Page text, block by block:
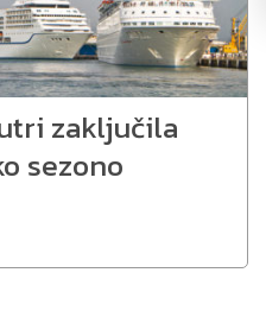
zaključila
sezono